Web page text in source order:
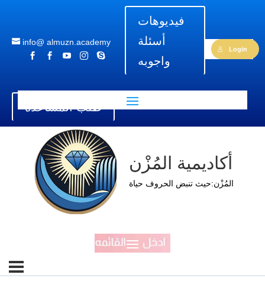
info@ almuzn.academy
    
فيديوهات
أسئلة
واجوبه
Login
طلب المساعدة
أكاديمية المُزْن
المُزْن:حيث تنبض الحروف حياة